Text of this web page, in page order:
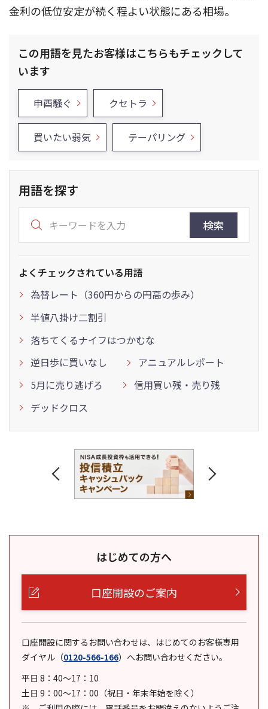
金利の低位安定が続く程よい状態にある相場。
この用語を見たお客様はこちらもチェックして
います
申酉騒ぐ クセトラ
買いたい弱気 テーパリング
用語を探す
検索
よくチェックされている用語
為替レート（360円からの円高の歩み）
半値八掛け二割引
落ちてくるナイフはつかむな
逆日歩に買いなし
アニュアルレポート
5月に売り逃げろ
信用買い残・売り残
デッドクロス
はじめての方へ
口座開設のご案内
口座開設に関するお問い合わせは、はじめてのお客様専用
ダイヤル （0120-566-166） へお問い合わせください。
平日 8：40～17：10
土日 9：00～17：00（祝日・年末年始を除く）